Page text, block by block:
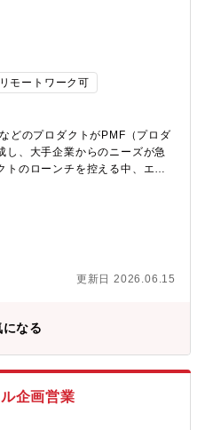
向けた提案をすべく課題に対し
要はありません。 ③導入前後
を行います。 営業として課題設
ん大事ですが、実際にやり取り
った採用専任担当ではないケー
レッジが十分でない方も非常に
いいのか、何を気を付けないと
なフォローも非常に大事になり
ことで信頼関係も深まり、また
まっていきます。 【入社後のサ
キャッチアップに専念して頂き
クスト」とは】「x:eee」は、
マホ一台で簡単に行うことがで
る機能があり、 成果報酬型求
ト」 への発注も可能です。【本
を引き出し、人と繋げる楽しさ
得から採用成功まで伴走し、企
す・大手×ベンチャーの組織風土
そ、大きな裁量を持って働く
だからこそ、コアメンバーと
リモートワーク可
どのプロダクトがPMF（プロダ
し、大手企業からのニーズが急
トのローンチを控える中、エン
するメンバーを増員します。■
数万名規模）を対象に、AIプロ
コンサルティング等を組み合わ
を牽引いただきます。・経営層
リレーション構築・社内関係部
、アップセル・クロスセル提
た営業戦略の立案と実行■ 使用
、interCOM、
Base、Notion・コミュニケーシ
ン単に製品を売るだけでなく、
的な課題を解決することがミッ
ドバックをプロダクト開発側
更新日 2026.06.15
になる
企画営業